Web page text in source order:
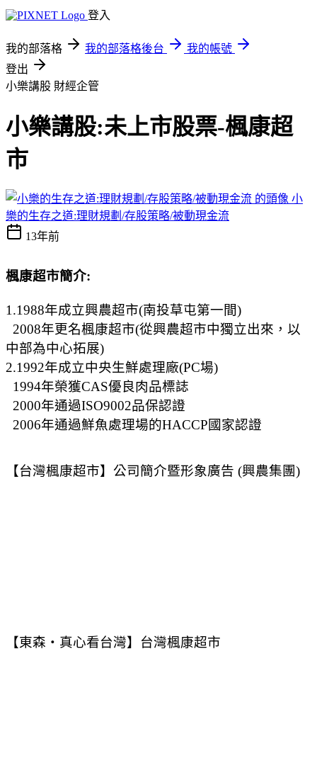
登入
我的部落格 我的部落格後台
我的帳號
登出
小樂講股 財經企管
小樂講股:未上市股票-楓康超
市
小
樂的生存之道:理財規劃/存股策略/被動現金流
13年前
楓康超市簡介:
1.1988年成立興農超市(南投草屯第一間)
2008年更名楓康超市(從興農超市中獨立出來，以
中部為中心拓展)
2.1992年成立中央生鮮處理廠(PC場)
1994年榮獲CAS優良肉品標誌
2000年通過ISO9002品保認證
2006年通過鮮魚處理場的HACCP國家認證
【台灣楓康超市】公司簡介暨形象廣告 (興農集團)
【東森‧真心看台灣】台灣楓康超市